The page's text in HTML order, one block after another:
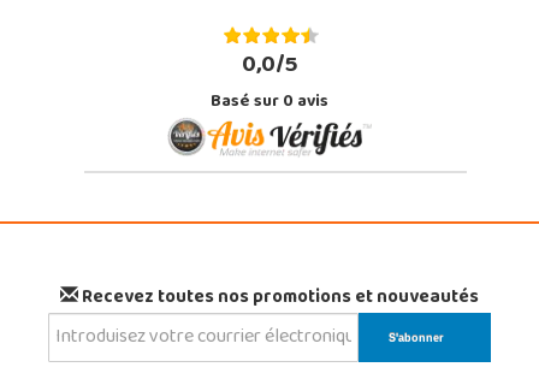
0,0/5
Basé sur0avis
Recevez toutes nos promotions et nouveautés